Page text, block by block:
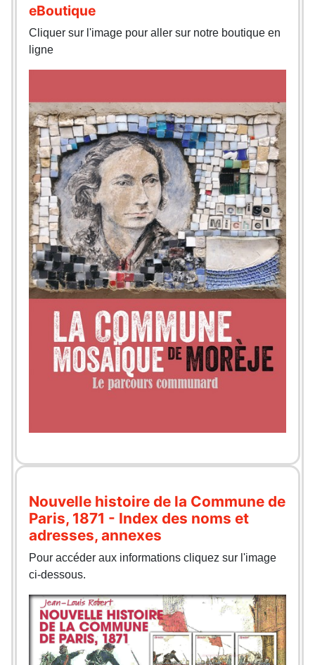
eBoutique
Cliquer sur l'image pour aller sur notre boutique en
ligne
Nouvelle histoire de la Commune de
Paris, 1871 - Index des noms et
adresses, annexes
Pour accéder aux informations cliquez sur l'image
ci-dessous.